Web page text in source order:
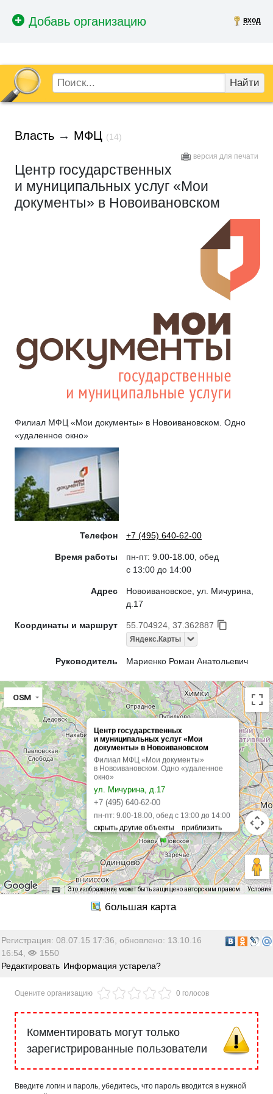
вход
Найти
Власть → МФЦ (14)
версия для печати
Центр государственных
и муниципальных услуг «Мои
документы» в Новоивановском
Филиал МФЦ «Мои документы» в Новоивановском. Одно
«удаленное окно»
Телефон +7 (495) 640-62-00
Время работы
пн-пт: 9.00-18.00, обед
с 13:00 до 14:00
Адрес
Новоивановское, ул. Мичурина,
д.17
Координаты и маршрут 55.704924, 37.362887
Яндекс.Карты
Руководитель Мариенко Роман Анатольевич
Центр государственных
и муниципальных услуг «Мои
документы» в Новоивановском
Филиал МФЦ «Мои документы»
в Новоивановском. Одно «удаленное
окно»
ул. Мичурина, д.17
+7 (495) 640-62-00
пн-пт: 9.00-18.00, обед с 13:00 до 14:00
OSM
Это изображение может быть защищено авторским правом Условия
Регистрация: 08.07.15 17:36, обновлено: 13.10.16
16:54,
1550
Редактировать Информация устарела?
Оцените организацию 0 голосов
Комментировать могут только
зарегистрированные пользователи
Введите логин и пароль, убедитесь, что пароль вводится в нужной